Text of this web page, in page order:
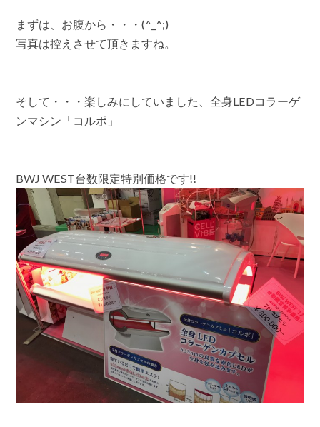
まずは、お腹から・・・(^_^;)
写真は控えさせて頂きますね。
そして・・・楽しみにしていました、全身LEDコラーゲ
ンマシン「コルポ」
BWJ WEST台数限定特別価格です!!